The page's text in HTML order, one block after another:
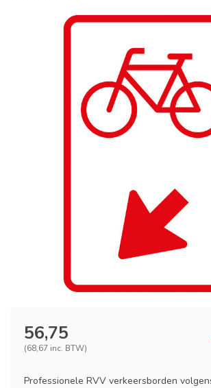
56,75
(68,67 inc. BTW)
Professionele RVV verkeersborden